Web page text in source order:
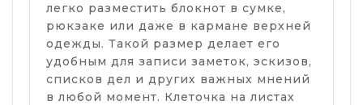
легко разместить блокнот в сумке,
рюкзаке или даже в кармане верхней
одежды. Такой размер делает его
удобным для записи заметок, эскизов,
списков дел и других важных мнений
в любой момент. Клеточка на листах